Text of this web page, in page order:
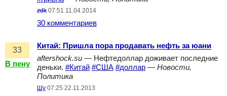
zdk 07:51 11.04.2014
30 комментариев
33
В пену
Китай: Пришла пора продавать нефть за юани
aftershock.su — Нефтедоллар доживает последние
деньки. #Китай #США #доллар — Новости,
Политика
Шу 07:25 22.11.2013